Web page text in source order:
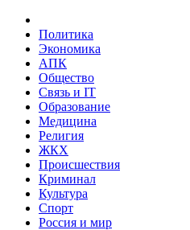
Политика
Экономика
АПК
Общество
Связь и IT
Образование
Медицина
Религия
ЖКХ
Происшествия
Криминал
Культура
Спорт
Россия и мир